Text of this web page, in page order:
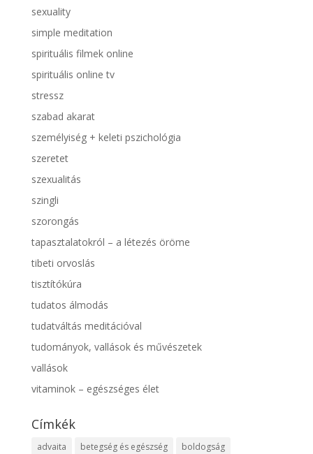
sexuality
simple meditation
spirituális filmek online
spirituális online tv
stressz
szabad akarat
személyiség + keleti pszichológia
szeretet
szexualitás
szingli
szorongás
tapasztalatokról – a létezés öröme
tibeti orvoslás
tisztítókúra
tudatos álmodás
tudatváltás meditációval
tudományok, vallások és művészetek
vallások
vitaminok – egészséges élet
Címkék
advaita betegség és egészség
boldogság